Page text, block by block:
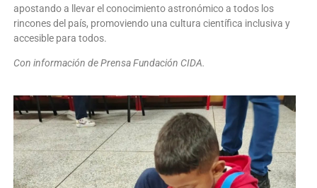
apostando a llevar el conocimiento astronómico a todos los
rincones del país, promoviendo una cultura científica inclusiva y
accesible para todos.
Con información de Prensa Fundación CIDA.